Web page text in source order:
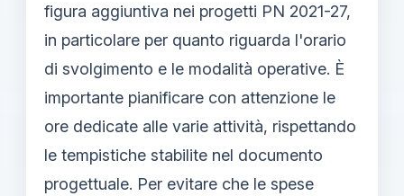
figura aggiuntiva nei progetti PN 2021-27,
in particolare per quanto riguarda l'orario
di svolgimento e le modalità operative. È
importante pianificare con attenzione le
ore dedicate alle varie attività, rispettando
le tempistiche stabilite nel documento
progettuale. Per evitare che le spese